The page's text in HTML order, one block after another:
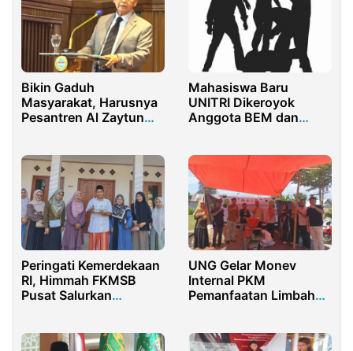
Bikin Gaduh
Masyarakat, Harusnya
Pesantren Al Zaytun
Mahasiswa Baru
UNITRI Dikeroyok
Anggota BEM dan
Peringati Kemerdekaan
RI, Himmah FKMSB
Pusat Salurkan
UNG Gelar Monev
Internal PKM
Pemanfaatan Limbah
Sampaikan Apresiasi